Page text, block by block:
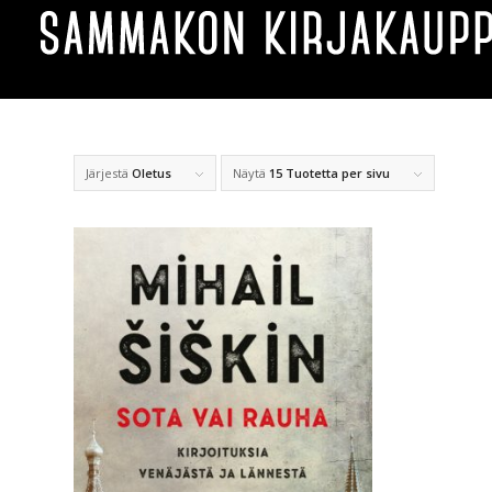
Järjestä Oletus Näytä 15 Tuotetta per sivu